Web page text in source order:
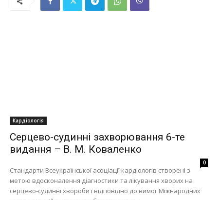
Кардіологія
Серцево-судинні захворювання 6-те
видання – В. М. Коваленко
0
Стандарти Всеукраїнської асоціації кардіологів створені з
метою вдосконалення діагностики та лікування хворих на
серцево-судинні хвороби і відповідно до вимог Міжнародних